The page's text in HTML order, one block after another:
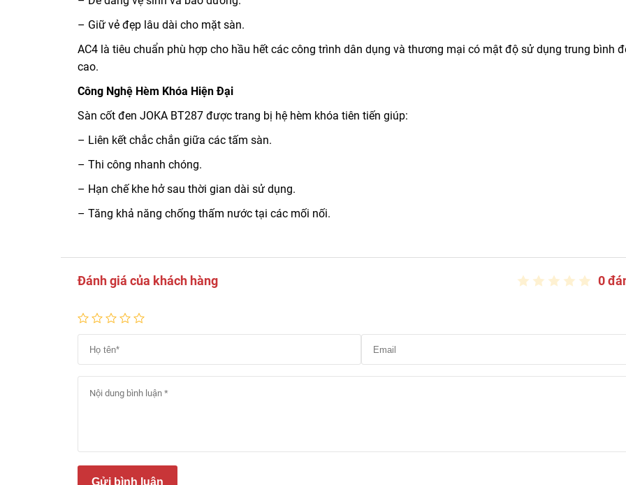
– Giữ vẻ đẹp lâu dài cho mặt sàn.
AC4 là tiêu chuẩn phù hợp cho hầu hết các công trình dân dụng và thương mại có mật độ sử dụng trung bình
cao.
Công Nghệ Hèm Khóa Hiện Đại
Sàn cốt đen JOKA BT287 được trang bị hệ hèm khóa tiên tiến giúp:
– Liên kết chắc chắn giữa các tấm sàn.
– Thi công nhanh chóng.
– Hạn chế khe hở sau thời gian dài sử dụng.
– Tăng khả năng chống thấm nước tại các mối nối.
Đánh giá của khách hàng 0
Gửi bình luận